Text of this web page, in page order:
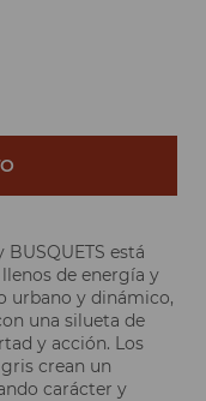
está
de energía y
urbano y dinámico,
una silueta de
y acción. Los
crean un
carácter y